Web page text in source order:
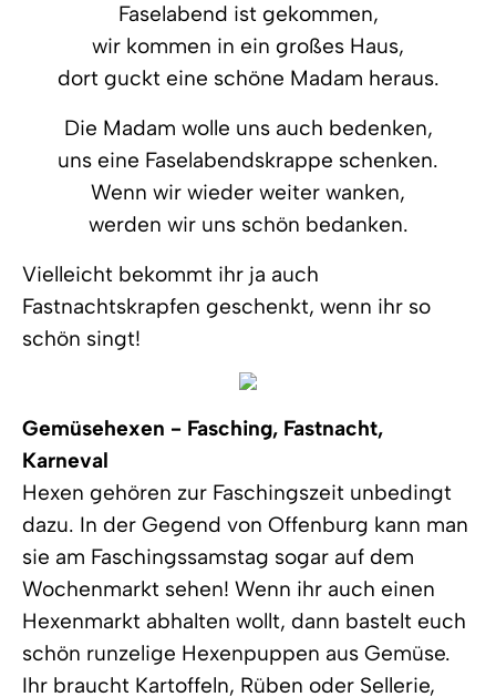
Faselabend ist gekommen,
wir kommen in ein großes Haus,
dort guckt eine schöne Madam heraus.
Die Madam wolle uns auch bedenken,
uns eine Faselabendskrappe schenken.
Wenn wir wieder weiter wanken,
werden wir uns schön bedanken.
Vielleicht bekommt ihr ja auch
Fastnachtskrapfen geschenkt, wenn ihr so
schön singt!
Gemüsehexen - Fasching, Fastnacht,
Karneval
Hexen gehören zur Faschingszeit unbedingt
dazu. In der Gegend von Offenburg kann man
sie am Faschingssamstag sogar auf dem
Wochenmarkt sehen! Wenn ihr auch einen
Hexenmarkt abhalten wollt, dann bastelt euch
schön runzelige Hexenpuppen aus Gemüse.
Ihr braucht Kartoffeln, Rüben oder Sellerie,